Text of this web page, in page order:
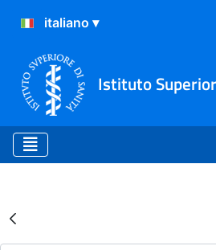
Istituto
Risultati della